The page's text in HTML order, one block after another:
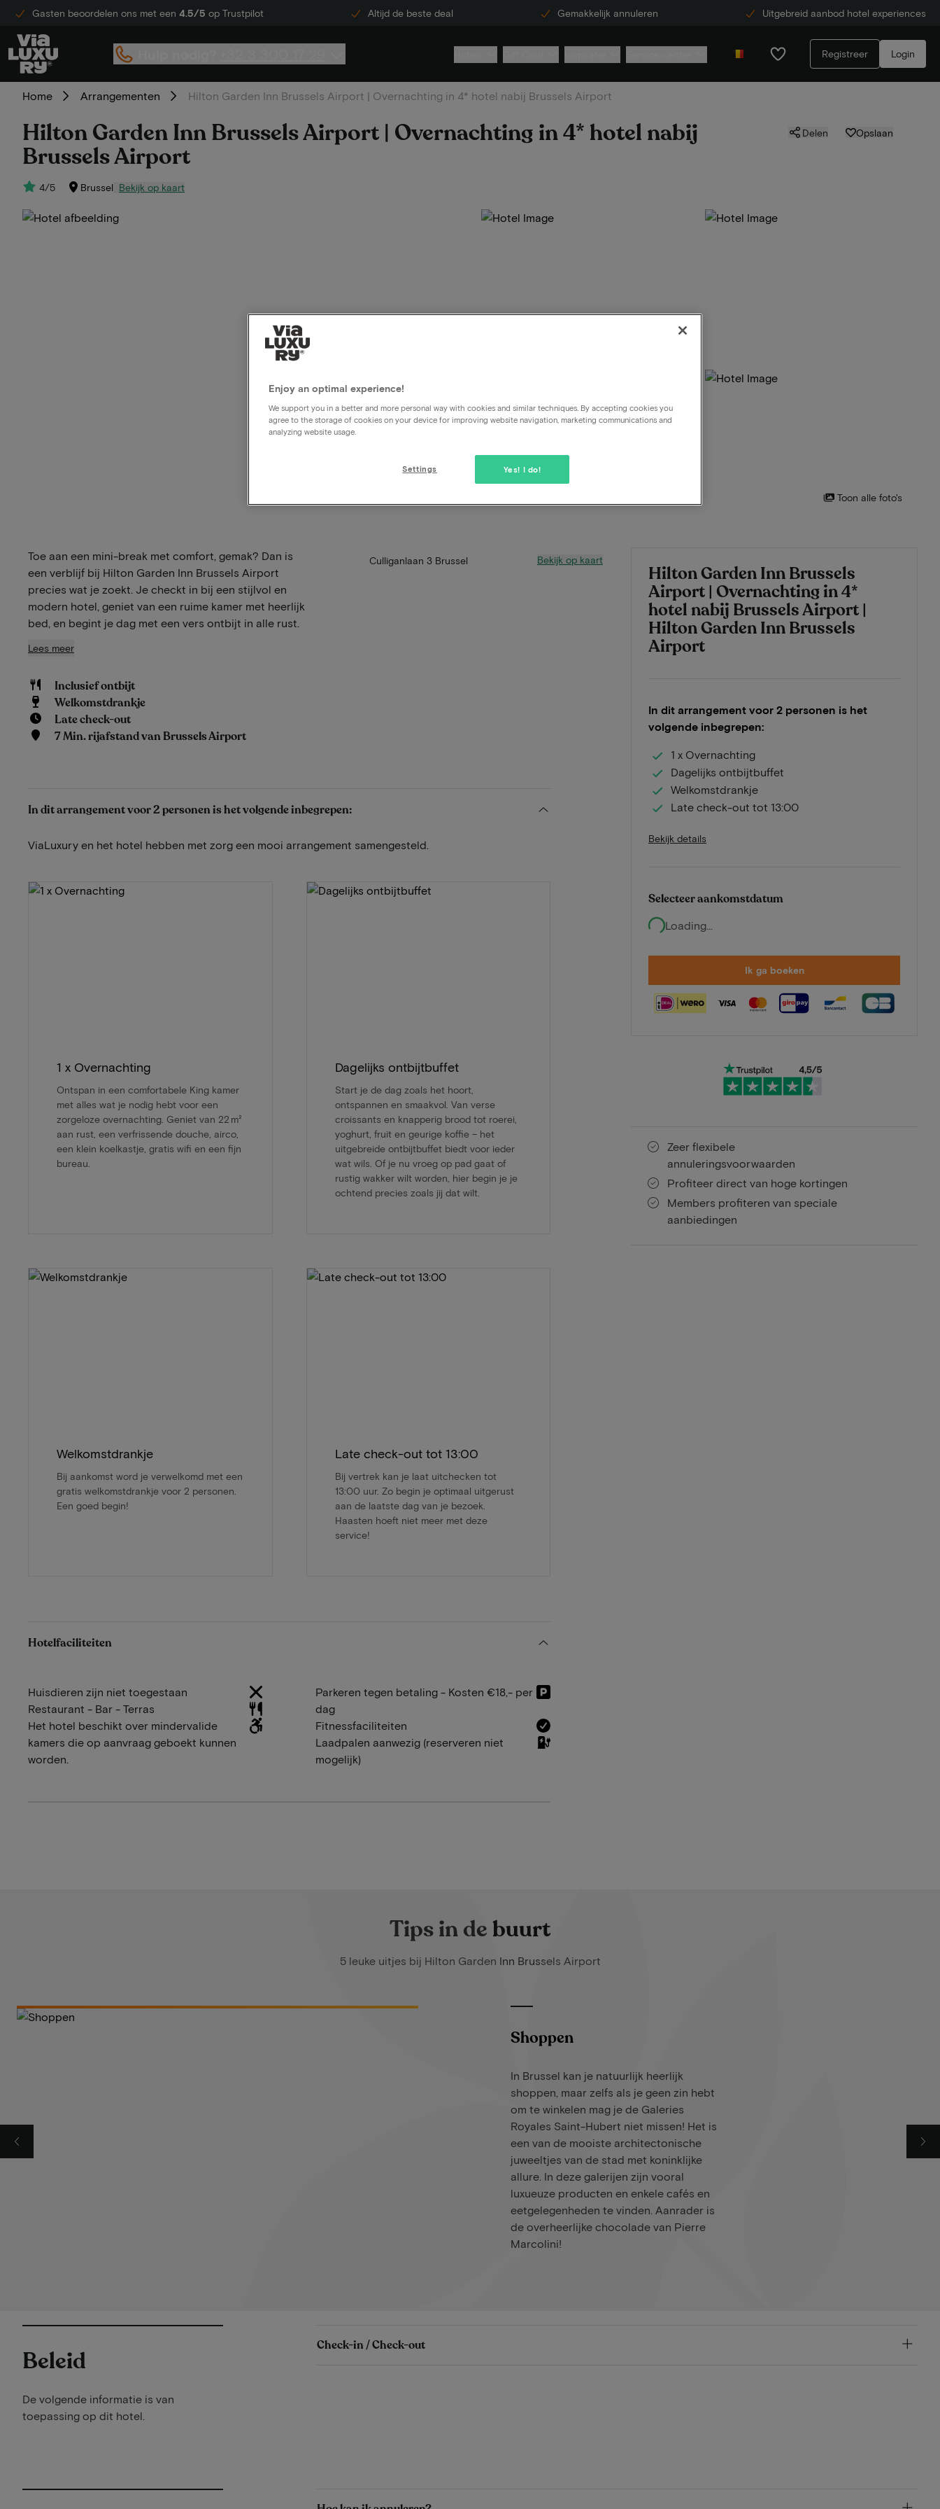
Gasten beoordelen ons met een 4.5/5 op Trustpilot Altijd de beste deal Gemakkelijk annuleren Uitgebreid aanbod hotel experiences
Registreer Login
Home Arrangementen Hilton Garden Inn Brussels Airport | Overnachting in 4* hotel nabij Brussels Airport
Hilton Garden Inn Brussels Airport | Overnachting in 4* hotel nabij
Brussels Airport
4/5 Brussel Bekijk op kaart
Delen Opslaan
Toon alle foto's
Hilton Garden Inn Brussels
Airport | Overnachting in 4*
hotel nabij Brussels Airport |
Hilton Garden Inn Brussels
Airport
In dit arrangement voor 2 personen is het
volgende inbegrepen:
1 x Overnachting
Dagelijks ontbijtbuffet
Welkomstdrankje
Late check-out tot 13:00
Bekijk details
Selecteer aankomstdatum
Loading...
Ik ga boeken
Zeer flexibele
annuleringsvoorwaarden
Profiteer direct van hoge kortingen
Members profiteren van speciale
aanbiedingen
Toe aan een mini-break met comfort, gemak? Dan is
een verblijf bij Hilton Garden Inn Brussels Airport
precies wat je zoekt. Je checkt in bij een stijlvol en
modern hotel, geniet van een ruime kamer met heerlijk
bed, en begint je dag met een vers ontbijt in alle rust.
Lees meer
Inclusief ontbijt
Welkomstdrankje
Late check-out
7 Min. rijafstand van Brussels Airport
Culliganlaan 3 Brussel Bekijk op kaart
In dit arrangement voor 2 personen is het volgende inbegrepen:
ViaLuxury en het hotel hebben met zorg een mooi arrangement samengesteld.
1 x Overnachting
Ontspan in een comfortabele King kamer
met alles wat je nodig hebt voor een
zorgeloze overnachting. Geniet van 22 m²
aan rust, een verfrissende douche, airco,
een klein koelkastje, gratis wifi en een fijn
bureau.
Dagelijks ontbijtbuffet
Start je de dag zoals het hoort,
ontspannen en smaakvol. Van verse
croissants en knapperig brood tot roerei,
yoghurt, fruit en geurige koffie – het
uitgebreide ontbijtbuffet biedt voor ieder
wat wils. Of je nu vroeg op pad gaat of
rustig wakker wilt worden, hier begin je je
ochtend precies zoals jij dat wilt.
Welkomstdrankje
Bij aankomst word je verwelkomd met een
gratis welkomstdrankje voor 2 personen.
Een goed begin!
Late check-out tot 13:00
Bij vertrek kan je laat uitchecken tot
13:00 uur. Zo begin je optimaal uitgerust
aan de laatste dag van je bezoek.
Haasten hoeft niet meer met deze
service!
Hotelfaciliteiten
Huisdieren zijn niet toegestaan
Restaurant - Bar - Terras
Het hotel beschikt over mindervalide
kamers die op aanvraag geboekt kunnen
worden.
Parkeren tegen betaling - Kosten €18,- per
dag
Fitnessfaciliteiten
Laadpalen aanwezig (reserveren niet
mogelijk)
Tips in de buurt
5 leuke uitjes bij Hilton Garden Inn Brussels Airport
Shoppen
In Brussel kan je natuurlijk heerlijk
shoppen, maar zelfs als je geen zin hebt
om te winkelen mag je de Galeries
Royales Saint-Hubert niet missen! Het is
een van de mooiste architectonische
juweeltjes van de stad met koninklijke
allure. In deze galerijen zijn vooral
luxueuze producten en enkele cafés en
eetgelegenheden te vinden. Aanrader is
de overheerlijke chocolade van Pierre
Marcolini!
Beleid
De volgende informatie is van
toepassing op dit hotel.
Check-in / Check-out
Enjoy an optimal experience!
We support you in a better and more personal way with cookies and similar techniques. By accepting cookies you
agree to the storage of cookies on your device for improving website navigation, marketing communications and
analyzing website usage.
Yes! I do!
Settings